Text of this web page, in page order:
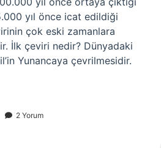
yıl önce icat edildiği
çok eski zamanlara
İlk çeviri nedir? Dünyadaki
Yunancaya çevrilmesidir.
2 Yorum